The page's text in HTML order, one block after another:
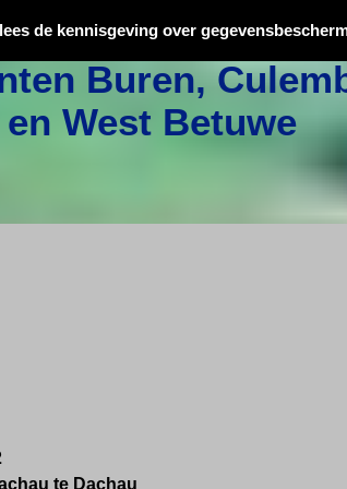
de kennisgeving over
Buren,
en West Betuwe
te Dachau